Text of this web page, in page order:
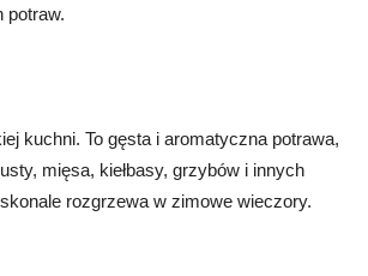
potraw.
kuchni. To gęsta i aromatyczna potrawa,
mięsa, kiełbasy, grzybów i innych
rozgrzewa w zimowe wieczory.